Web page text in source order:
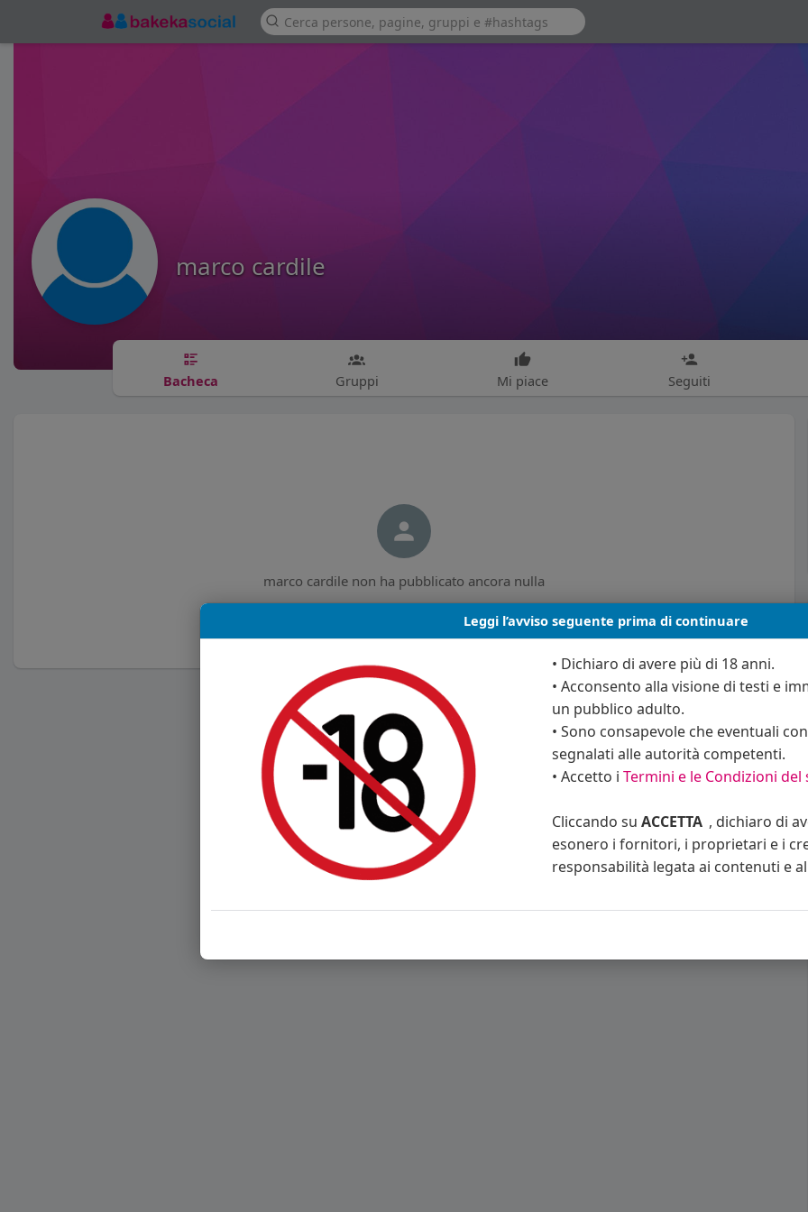
marco cardile
Bacheca Gruppi Mi piace Seguiti
marco cardile non ha pubblicato ancora nulla
Leggi l’avviso seguente prima di continuare
• Dichiaro di avere più di 18 anni.
• Acconsento alla visione di testi e
un pubblico adulto.
• Sono consapevole che eventuali
segnalati alle autorità competenti.
• Accetto i Termini e le Condizioni del
Cliccando su ACCETTA , dichiaro di
esonero i fornitori, i proprietari e i
responsabilità legata ai contenuti e